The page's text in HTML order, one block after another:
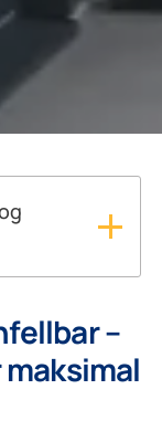
for
innslippet av
–